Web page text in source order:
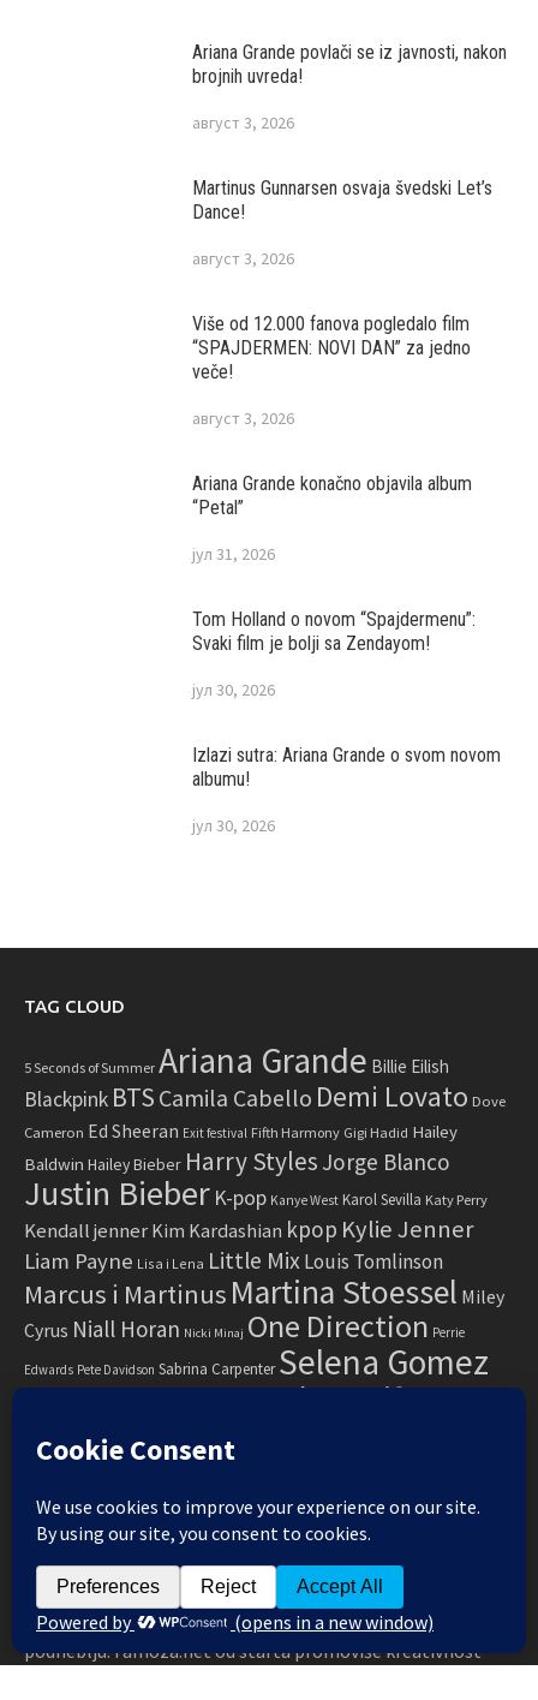
Ariana Grande konačno otkrila razloge
povlačenja iz javnosti!
август 5, 2026
Ariana Grande povlači se iz javnosti, nakon
brojnih uvreda!
август 3, 2026
Martinus Gunnarsen osvaja švedski Let’s
Dance!
“SPAJDERMEN: NOVI DAN” za jedno
veče!
август 3, 2026
Ariana Grande konačno objavila album
“Petal”
јул 31, 2026
Tom Holland o novom “Spajdermenu”:
Svaki film je bolji sa Zendayom!
јул 30, 2026
TAG CLOUD
5 Seconds of Summer Ariana GrandeBillie Eilish
BlackpinkBTSCamila Cabello Demi Lovato
Cameron Ed Sheeran Exit festival Fifth Harmony Gigi Hadid Hailey
BaldwinHailey Bieber Harry StylesJorge Blanco
Justin BieberK-pop Kanye West Karol Sevilla Katy Perry
Kendall jennerKim Kardashiankpop Kylie Jenner
Liam Payne Little Mix
Marcus i Martinus
Cyrus Niall Horan
Edwards Pete Davidson Sabrina Carpenter Selena Gomez
Shawn Mendes Soy Luna Taylor Swift
Zayn Malik
Zendaya